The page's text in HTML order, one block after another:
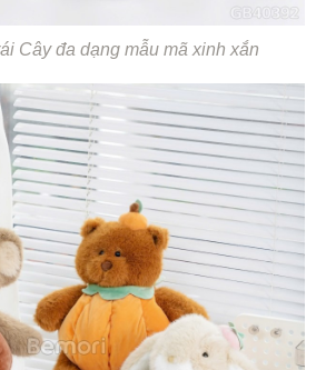
Cây đa dạng mẫu mã xinh xắn